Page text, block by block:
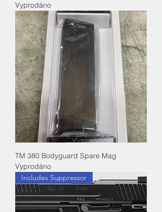
Vyprodáno
TM 380 Bodyguard Spare Mag
Vyprodáno
Includes Suppressor